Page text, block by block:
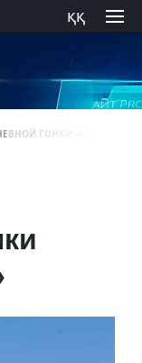
ққ
ГОНКИ «ГРАН